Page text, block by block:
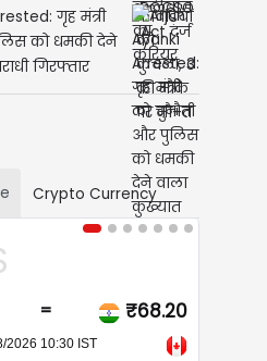
गृह मंत्री
को धमकी देने
गिरफ्तार
Crypto Currency
$
USD $1 =
09/08/2026 10:30 IST